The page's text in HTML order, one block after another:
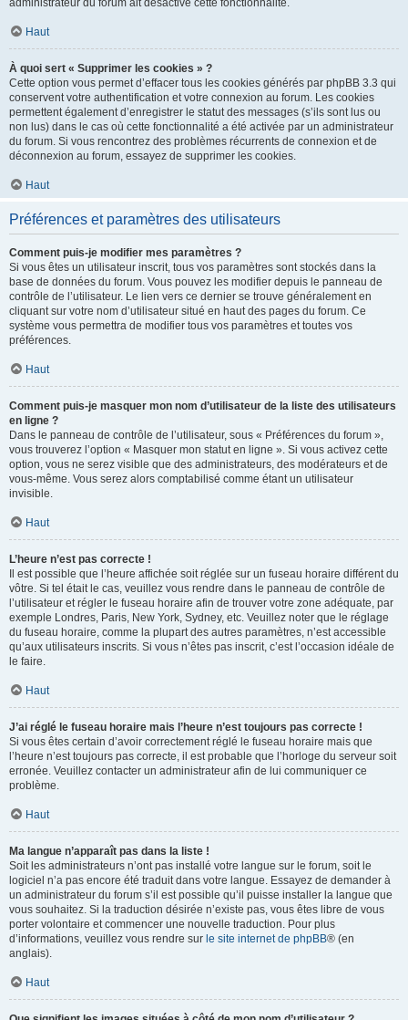
administrateur du forum ait désactivé cette fonctionnalité.
Haut
À quoi sert « Supprimer les cookies » ?
Cette option vous permet d’effacer tous les cookies générés par phpBB 3.3 qui
conservent votre authentification et votre connexion au forum. Les cookies
permettent également d’enregistrer le statut des messages (s’ils sont lus ou
non lus) dans le cas où cette fonctionnalité a été activée par un administrateur
du forum. Si vous rencontrez des problèmes récurrents de connexion et de
déconnexion au forum, essayez de supprimer les cookies.
Haut
Préférences et paramètres des utilisateurs
Comment puis-je modifier mes paramètres ?
Si vous êtes un utilisateur inscrit, tous vos paramètres sont stockés dans la
base de données du forum. Vous pouvez les modifier depuis le panneau de
contrôle de l’utilisateur. Le lien vers ce dernier se trouve généralement en
cliquant sur votre nom d’utilisateur situé en haut des pages du forum. Ce
système vous permettra de modifier tous vos paramètres et toutes vos
préférences.
Haut
Comment puis-je masquer mon nom d’utilisateur de la liste des utilisateurs
en ligne ?
Dans le panneau de contrôle de l’utilisateur, sous « Préférences du forum »,
vous trouverez l’option « Masquer mon statut en ligne ». Si vous activez cette
option, vous ne serez visible que des administrateurs, des modérateurs et de
vous-même. Vous serez alors comptabilisé comme étant un utilisateur
invisible.
Haut
L’heure n’est pas correcte !
Il est possible que l’heure affichée soit réglée sur un fuseau horaire différent du
vôtre. Si tel était le cas, veuillez vous rendre dans le panneau de contrôle de
l’utilisateur et régler le fuseau horaire afin de trouver votre zone adéquate, par
exemple Londres, Paris, New York, Sydney, etc. Veuillez noter que le réglage
du fuseau horaire, comme la plupart des autres paramètres, n’est accessible
qu’aux utilisateurs inscrits. Si vous n’êtes pas inscrit, c’est l’occasion idéale de
le faire.
Haut
J’ai réglé le fuseau horaire mais l’heure n’est toujours pas correcte !
Si vous êtes certain d’avoir correctement réglé le fuseau horaire mais que
l’heure n’est toujours pas correcte, il est probable que l’horloge du serveur soit
erronée. Veuillez contacter un administrateur afin de lui communiquer ce
problème.
Haut
Ma langue n’apparaît pas dans la liste !
Soit les administrateurs n’ont pas installé votre langue sur le forum, soit le
logiciel n’a pas encore été traduit dans votre langue. Essayez de demander à
un administrateur du forum s’il est possible qu’il puisse installer la langue que
vous souhaitez. Si la traduction désirée n’existe pas, vous êtes libre de vous
porter volontaire et commencer une nouvelle traduction. Pour plus
d’informations, veuillez vous rendre sur le site internet de phpBB® (en
anglais).
Haut